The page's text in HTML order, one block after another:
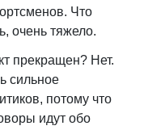
Что
очень тяжело.
прекращен? Нет.
сильное
потому что
идут обо